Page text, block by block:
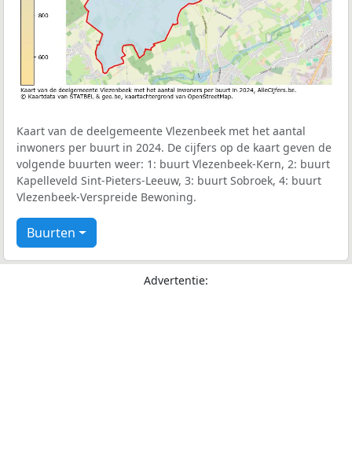
Kaart van de deelgemeente Vlezenbeek met het aantal
inwoners per buurt in 2024. De cijfers op de kaart geven de
volgende buurten weer: 1: buurt Vlezenbeek-Kern, 2: buurt
Kapelleveld Sint-Pieters-Leeuw, 3: buurt Sobroek, 4: buurt
Vlezenbeek-Verspreide Bewoning.
Buurten
Advertentie: